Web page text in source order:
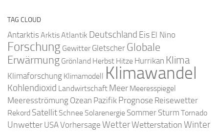
TAG CLOUD
Antarktis Arktis Atlantik Deutschland Eis El Nino
Forschung Gewitter Gletscher Globale
Erwärmung Grönland Herbst Hitze Hurrikan Klima
Klimaforschung Klimamodell Klimawandel
Kohlendioxid Landwirtschaft Meer Meeresspiegel
Meeresströmung Ozean Pazifik Prognose Reisewetter
Rekord Satellit Schnee Solarenergie Sommer Sturm Tornado
Unwetter USAVorhersage WetterWetterstationWinter